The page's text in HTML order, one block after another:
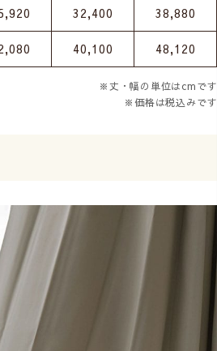
32,400 38,880
40,100 48,120
※丈・幅の単位はcmです
※価格は税込みです